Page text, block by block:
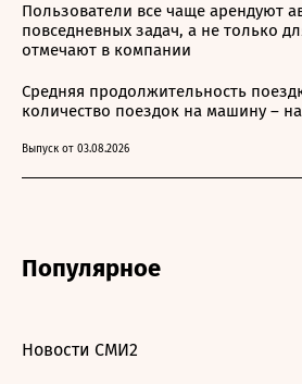
Пользователи все чаще арендуют
повседневных задач, а не только
отмечают в компании
Средняя продолжительность
количество поездок на машину – на
Выпуск от 03.08.2026
Популярное
Новости СМИ2